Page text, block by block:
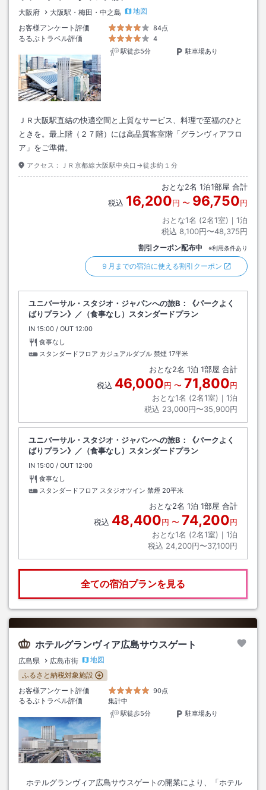
大阪府 大阪駅・梅田・中之島
地図
お客様アンケート評価
84点
るるぶトラベル評価
4
駅徒歩5分
駐車場あり
ＪＲ大阪駅直結の快適空間と上質なサービス、料理で至福のひと
ときを。最上階（２７階）には高品質客室階「グランヴィアフロ
ア」をご準備。
アクセス： ＪＲ京都線大阪駅中央口→徒歩約１分
おとな2名 1泊1部屋 合計
税込 16,200円 〜 96,750円
おとな1名 (2名1室)｜ 1泊
税込 8,100円〜48,375円
割引クーポン配布中 ※利用条件あり
９月までの宿泊に使える割引クーポン
ユニバーサル・スタジオ・ジャパンへの旅B：《パークよく
ばりプラン》／（食事なし）スタンダードプラン
IN チェックイン
15:00 / OUT チェックアウト
12:00
食事なし
スタンダードフロア カジュアルダブル 禁煙 17平米
おとな2名 1泊 1部屋 合計
税込 46,000円 〜 71,800円
おとな1名 (2名1室)｜ 1泊
税込 23,000円〜35,900円
ユニバーサル・スタジオ・ジャパンへの旅B：《パークよく
ばりプラン》／（食事なし）スタンダードプラン
IN チェックイン
15:00 / OUT チェックアウト
12:00
食事なし
スタンダードフロア スタジオツイン 禁煙 20平米
おとな2名 1泊 1部屋 合計
税込 48,400円 〜 74,200円
おとな1名 (2名1室)｜ 1泊
税込 24,200円〜37,100円
全ての宿泊プランを見る
ホテルグランヴィア広島サウスゲート
広島県 広島市街
地図
ふるさと納税対象施設
お客様アンケート評価
90点
るるぶトラベル評価
集計中
駅徒歩5分
駐車場あり
ホテルグランヴィア広島サウスゲートの開業により、「ホテル